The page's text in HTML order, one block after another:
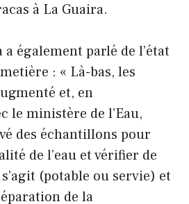
à La Guaira.
également parlé de l’état
: « Là-bas, les
et, en
le ministère de l’Eau,
des échantillons pour
de l’eau et vérifier de
(potable ou servie) et
de la